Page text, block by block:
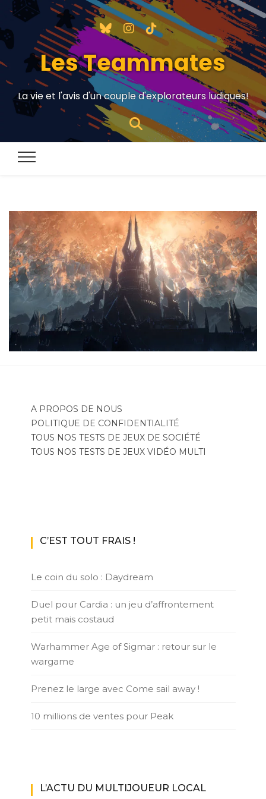
Les Teammates
La vie et l'avis d'un couple d'explorateurs ludiques!
A PROPOS DE NOUS
POLITIQUE DE CONFIDENTIALITÉ
TOUS NOS TESTS DE JEUX DE SOCIÉTÉ
TOUS NOS TESTS DE JEUX VIDÉO MULTI
C’EST TOUT FRAIS !
Le coin du solo : Daydream
Duel pour Cardia : un jeu d’affrontement
petit mais costaud
Warhammer Age of Sigmar : retour sur le
wargame
Prenez le large avec Come sail away !
10 millions de ventes pour Peak
L’ACTU DU MULTIJOUEUR LOCAL